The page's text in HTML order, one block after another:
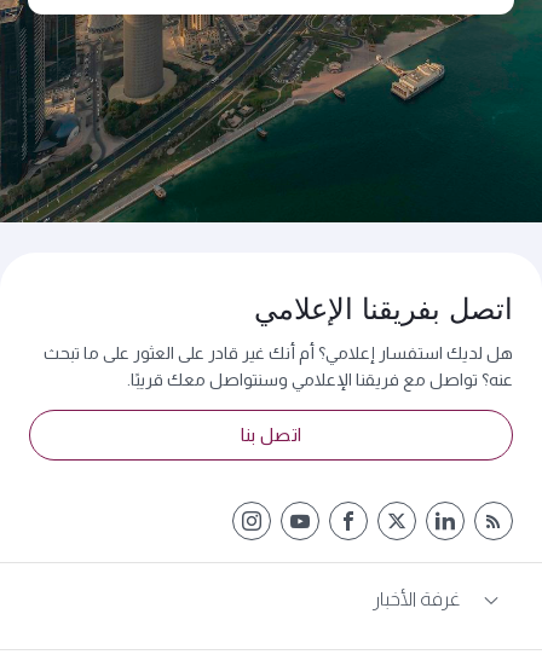
اتصل بفريقنا الإعلامي
هل لديك استفسار إعلامي؟ أم أنك غير قادر على العثور على ما تبحث
عنه؟ تواصل مع فريقنا الإعلامي وسنتواصل معك قريبًا.
اتصل بنا
غرفة الأخبار